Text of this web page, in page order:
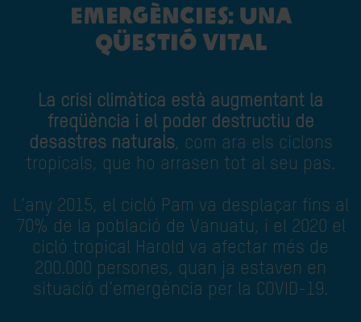
EMERGÈNCIES: UNA
QÜESTIÓ VITAL
La crisi climàtica està augmentant la
freqüència i el poder destructiu de
desastres naturals, com ara els ciclons
tropicals, que ho arrasen tot al seu pas.
L’any 2015, el cicló Pam va desplaçar fins al
70% de la població de Vanuatu, i el 2020 el
cicló tropical Harold va afectar més de
200.000 persones, quan ja estaven en
situació d’emergència per la COVID-19.